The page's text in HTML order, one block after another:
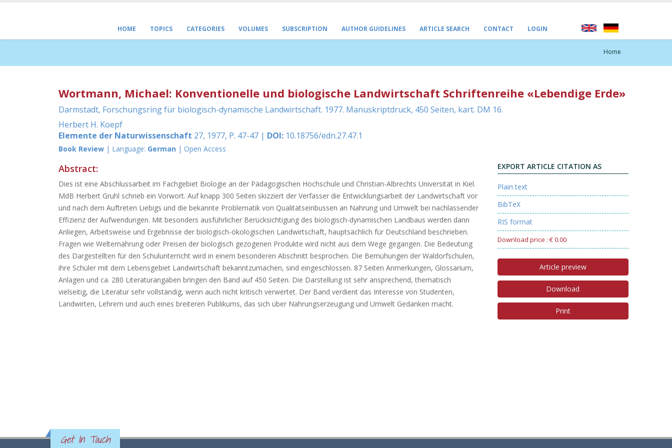
HOME TOPICS CATEGORIES VOLUMES SUBSCRIPTION AUTHOR GUIDELINES ARTICLE SEARCH CONTACT LOGIN
Home
Wortmann, Michael: Konventionelle und biologische Landwirtschaft Schriftenreihe «Lebendige Erde»
Darmstadt, Forschungsring für biologisch-dynamische Landwirtschaft. 1977. Manuskriptdruck, 450 Seiten, kart. DM 16.
Herbert H. Koepf
Elemente der Naturwissenschaft 27, 1977, P. 47-47 | DOI: 10.18756/edn.27.47.1
Book Review | Language: German | Open Access
EXPORT ARTICLE CITATION AS
Plain text
BibTeX
RIS format
Download price : € 0.00
Article preview
Download
Print
Abstract:
Dies ist eine Abschlussarbeit im Fachgebiet Biologie an der Pädagogischen Hochschule und Christian-Albrechts Universität in Kiel.
MdB Herbert Gruhl schrieb ein Vorwort. Auf knapp 300 Seiten skizziert der Verfasser die Entwicklungsarbeit der Landwirtschaft vor
und nach dem Auftreten Liebigs und die bekannte Problematik von Qualitätseinbussen an Nahrung und Umwelt bei nachlassender
Effizienz der Aufwendungen. Mit besonders ausführlicher Berücksichtigung des biologisch-dynamischen Landbaus werden dann
Anliegen, Arbeitsweise und Ergebnisse der biologisch-ökologischen Landwirtschaft, hauptsächlich für Deutschland beschrieben.
Fragen wie Welternährung oder Preisen der biologisch gezogenen Produkte wird nicht aus dem Wege gegangen. Die Bedeutung
des Dargestellten für den Schulunterricht wird in einem besonderen Abschnitt besprochen. Die Bemühungen der Waldorfschulen,
ihre Schüler mit dem Lebensgebiet Landwirtschaft bekanntzumachen, sind eingeschlossen. 87 Seiten Anmerkungen, Glossarium,
Anlagen und ca. 280 Literaturangaben bringen den Band auf 450 Seiten. Die Darstellung ist sehr ansprechend, thematisch
vielseitig, die Literatur sehr vollständig, wenn auch nicht kritisch verwertet. Der Band verdient das Interesse von Studenten,
Landwirten, Lehrern und auch eines breiteren Publikums, das sich über Nahrungserzeugung und Umwelt Gedanken macht.
Get In Touch